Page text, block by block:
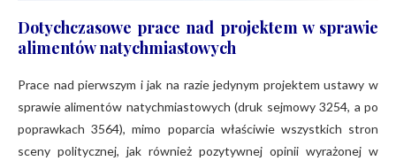
Dotychczasowe prace nad projektem w sprawie
alimentów natychmiastowych
Prace nad pierwszym i jak na razie jedynym projektem ustawy w
sprawie alimentów natychmiastowych (druk sejmowy 3254, a po
poprawkach 3564), mimo poparcia właściwie wszystkich stron
sceny politycznej, jak również pozytywnej opinii wyrażonej w